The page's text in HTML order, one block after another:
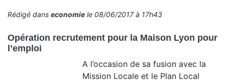
Rédigé dans economie le 08/06/2017 à 17h43
Opération recrutement pour la Maison Lyon pour
l’emploi
A l’occasion de sa fusion avec la
Mission Locale et le Plan Local